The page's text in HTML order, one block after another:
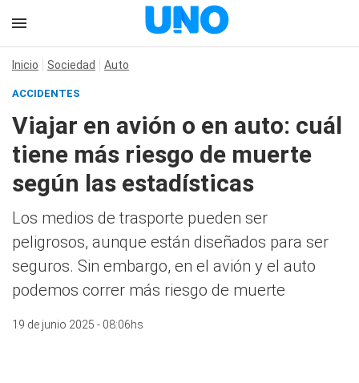
Inicio Sociedad Auto
ACCIDENTES
Viajar en avión o en auto: cuál
tiene más riesgo de muerte
según las estadísticas
Los medios de trasporte pueden ser
peligrosos, aunque están diseñados para ser
seguros. Sin embargo, en el avión y el auto
podemos correr más riesgo de muerte
19 de junio 2025 - 08:06hs